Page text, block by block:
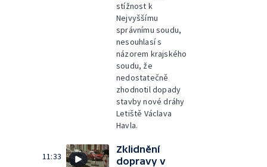
stížnost k
Nejvyššímu
správnímu soudu,
nesouhlasí s
názorem krajského
soudu, že
nedostatečně
zhodnotil dopady
stavby nové dráhy
Letiště Václava
Havla.
11:33
Zklidnění
dopravy v